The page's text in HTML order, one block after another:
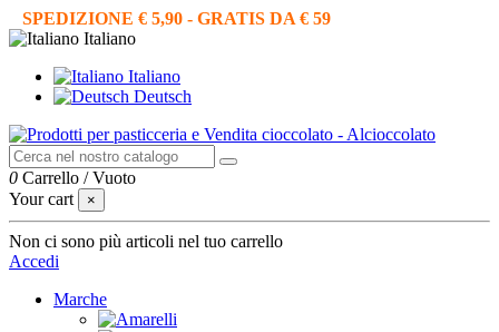
SPEDIZIONE € 5,90 - GRATIS DA € 59
Italiano
Italiano
Deutsch
0 Carrello /Vuoto
Your cart
×
Non ci sono più articoli nel tuo carrello
Accedi
Marche